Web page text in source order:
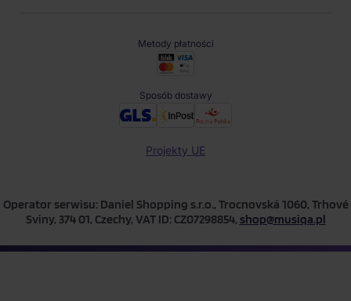
Metody płatności
Sposób dostawy
Projekty UE
Operator serwisu: Daniel Shopping s.r.o., Trocnovská 1060, Trhové
Sviny, 374 01, Czechy, VAT ID: CZ07298854, shop@musiqa.pl